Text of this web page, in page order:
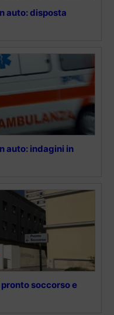
auto: disposta
auto: indagini in
soccorso e